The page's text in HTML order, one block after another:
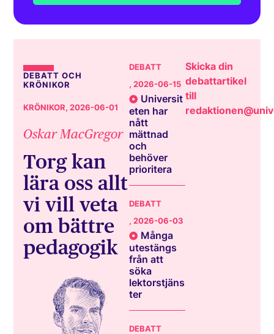
DEBATT OCH
KRÖNIKOR
KRÖNIKOR, 2026-06-01
Oskar MacGregor
Torg kan
lära oss allt
vi vill veta
om bättre
pedagogik
DEBATT
, 2026-06-15
Universit
eten har
nått
mättnad
och
behöver
prioritera
DEBATT
, 2026-06-03
Många
utestängs
från att
söka
lektorstjäns
ter
DEBATT
Skicka din
debattartikel
till